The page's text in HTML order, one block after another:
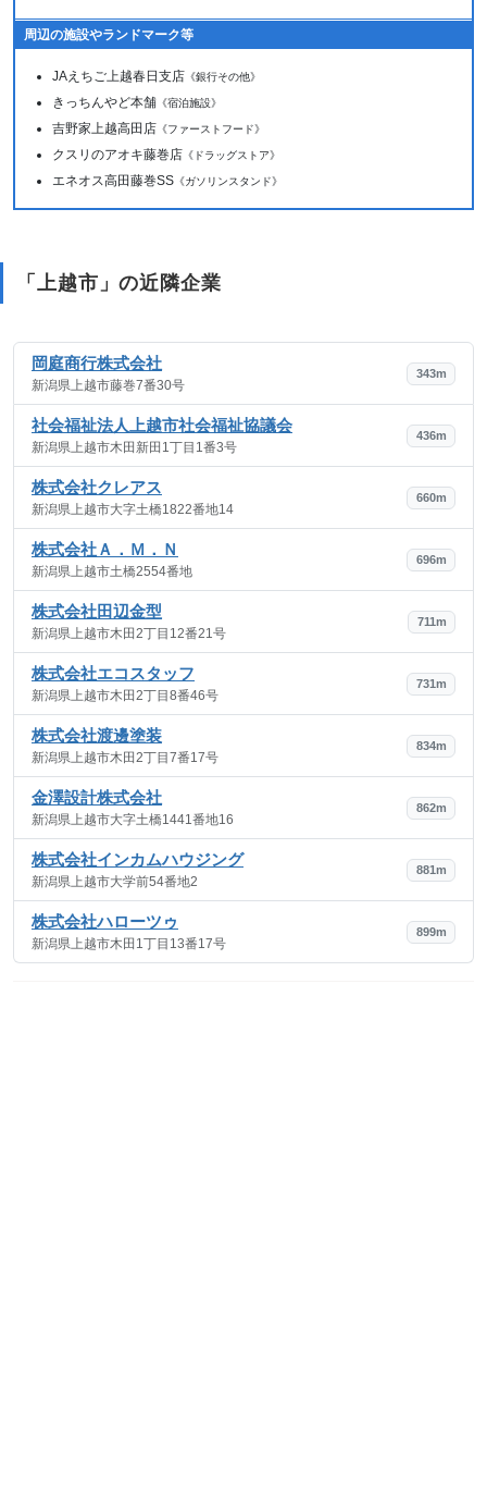
周辺の施設やランドマーク等
JAえちご上越春日支店 《銀行その他》
きっちんやど本舗 《宿泊施設》
吉野家上越高田店 《ファーストフード》
クスリのアオキ藤巻店 《ドラッグストア》
エネオス高田藤巻SS 《ガソリンスタンド》
「上越市」の近隣企業
岡庭商行株式会社
新潟県上越市藤巻7番30号
343m
社会福祉法人上越市社会福祉協議会
新潟県上越市木田新田1丁目1番3号
436m
株式会社クレアス
新潟県上越市大字土橋1822番地14
660m
株式会社Ａ．Ｍ．Ｎ
新潟県上越市土橋2554番地
696m
株式会社田辺金型
新潟県上越市木田2丁目12番21号
711m
株式会社エコスタッフ
新潟県上越市木田2丁目8番46号
731m
株式会社渡邊塗装
新潟県上越市木田2丁目7番17号
834m
金澤設計株式会社
新潟県上越市大字土橋1441番地16
862m
株式会社インカムハウジング
新潟県上越市大学前54番地2
881m
株式会社ハローツゥ
新潟県上越市木田1丁目13番17号
899m